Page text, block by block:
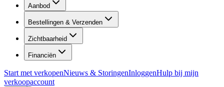
Aanbod
Bestellingen & Verzenden
Zichtbaarheid
Financiën
Start met verkopenNieuws & StoringenInloggenHulp bij mijn
verkoopaccount